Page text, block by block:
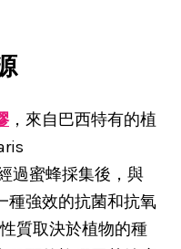
，來自巴西特有的植
過蜜蜂採集後，與
種強效的抗菌和抗氧
質取決於植物的種